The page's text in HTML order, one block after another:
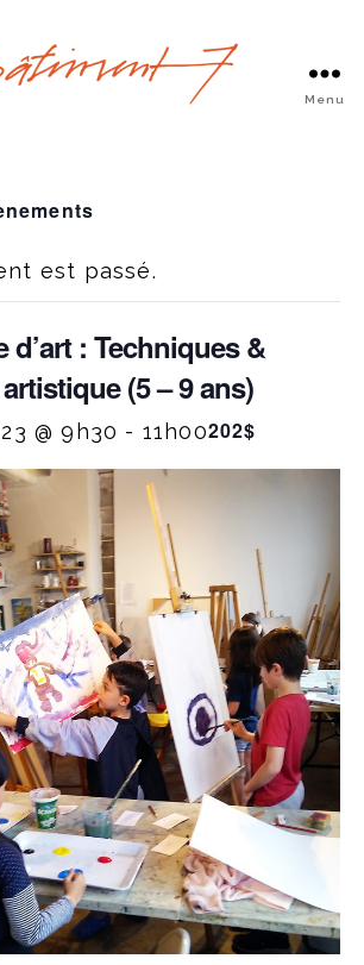
Menu
est passé.
d’art : Techniques &
(5 – 9 ans)
@ 9h30 - 11h00202$